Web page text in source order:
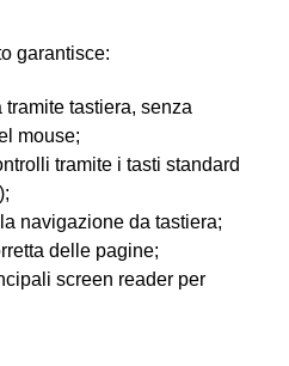
garantisce:
tastiera, senza
mouse;
tramite i tasti standard
navigazione da tastiera;
delle pagine;
screen reader per